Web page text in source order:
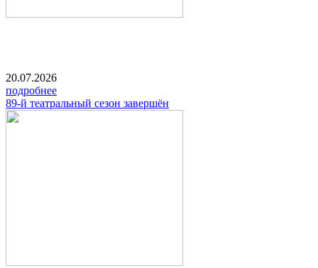
20.07.2026
подробнее
89-й театральный сезон завершён